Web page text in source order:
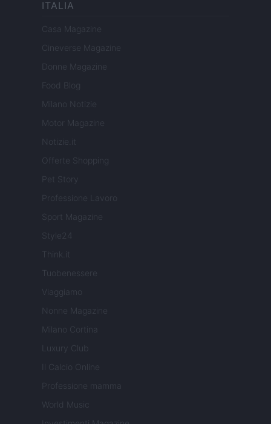
ITALIA
Casa Magazine
Cineverse Magazine
Donne Magazine
Food Blog
Milano Notizie
Motor Magazine
Notizie.it
Offerte Shopping
Pet Story
Professione Lavoro
Sport Magazine
Style24
Think.it
Tuobenessere
Viaggiamo
Nonne Magazine
Milano Cortina
Luxury Club
Il Calcio Online
Professione mamma
World Music